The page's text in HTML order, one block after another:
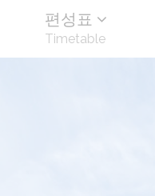
편성표
Timetable